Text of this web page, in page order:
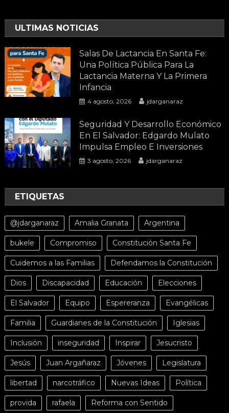
ULTIMAS NOTICIAS
Salas De Lactancia En Santa Fe:
Una Política Pública Para La
Lactancia Materna Y La Primera
Infancia
4 agosto, 2026 jdarganaraz
Seguridad Y Desarrollo Económico
En El Salvador: Edgardo Mulato
Impulsa Empleo E Inversiones
3 agosto, 2026 jdarganaraz
ETIQUETAS
@jdarganaraz Amalia Granata Argentina
bukele Compromiso Constitución Santa Fe
Cuidemos a las Familias Defendamos la Constitución
Dios Discapacidad Educación Elecciones
El Salvador Equipo Espereranza Evangélicas
Familia Guardianes de la Constitución Iglesias
Inclusión inseguridad Inspirar Jesucristo
Jesús Juan Argañaraz Jóvenes Legislatura
libertad narcotráfico Nuevas Ideas Política
provida rafaela Reforma con Sentido